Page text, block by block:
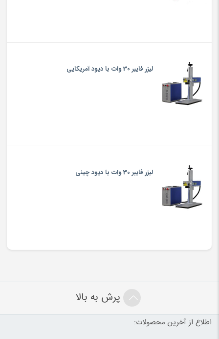
لیزر فایبر 30 وات با دیود آمریکایی
لیزر فایبر 30 وات با دیود چینی
پرش به بالا
اطلاع از آخرین محصولات: